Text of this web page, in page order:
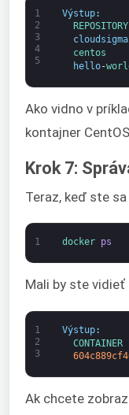
1
2
3
4
5
Výstup:
hello-
Ako vidno v
kontajner
Krok 7:
Teraz, keď ste
1 docker ps
Mali by ste vidieť
1
2
3
Výstup:
CONTAINER
Ak chcete